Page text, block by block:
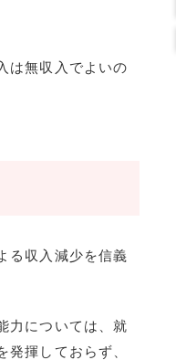
は無収入でよいの
る収入減少を信義
力については、就
揮しておらず、